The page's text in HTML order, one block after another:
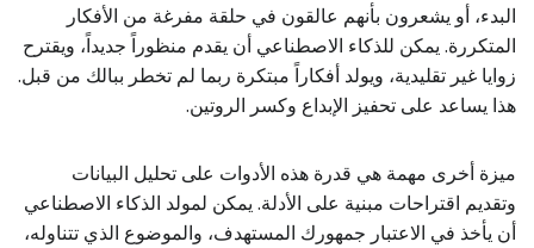
البدء، أو يشعرون بأنهم عالقون في حلقة مفرغة من الأفكار
المتكررة. يمكن للذكاء الاصطناعي أن يقدم منظوراً جديداً، ويقترح
زوايا غير تقليدية، ويولد أفكاراً مبتكرة ربما لم تخطر ببالك من قبل.
هذا يساعد على تحفيز الإبداع وكسر الروتين.
ميزة أخرى مهمة هي قدرة هذه الأدوات على تحليل البيانات
وتقديم اقتراحات مبنية على الأدلة. يمكن لمولد الذكاء الاصطناعي
أن يأخذ في الاعتبار جمهورك المستهدف، والموضوع الذي تتناوله،